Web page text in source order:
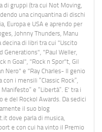
di gruppi (tra cui Not Moving,
una cinquantina di dischi
Europa e USA e aprendo per
Johnny Thunders, Manu
decina di libri tra cui "Uscito
Generations", "Paul Weller,
n Goal", "Rock n Spor"t, Gil
Nero" e "Ray Charles- Il genio
i mensili “Classic Rock”,
e “Libertà”. E' tra i
e del Rockol Awards. Da sedici
il suo blog
dove parla di musica,
e con cui ha vinto il Premio